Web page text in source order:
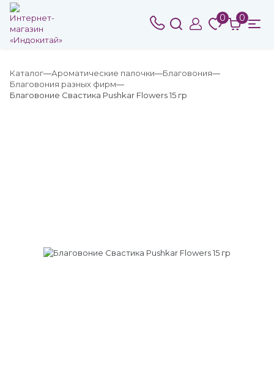
0 0
Каталог Ароматические палочки
Благовония
Благовония разных фирм
Благовоние Свастика Pushkar Flowers 15 гр